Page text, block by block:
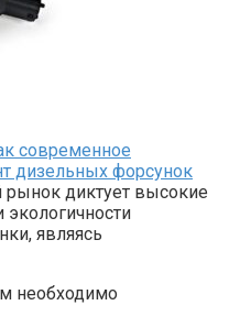
современное
дизельных форсунок
диктует высокие
являясь
необходимо